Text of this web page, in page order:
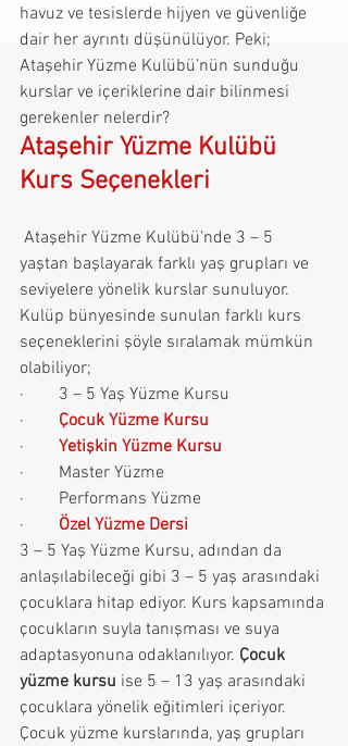
havuz ve tesislerde hijyen ve güvenliğe
dair her ayrıntı düşünülüyor. Peki;
Ataşehir Yüzme Kulübü’nün sunduğu
kurslar ve içeriklerine dair bilinmesi
gerekenler nelerdir?
Ataşehir Yüzme Kulübü
Kurs Seçenekleri
yaştan başlayarak farklı yaş grupları ve
seviyelere yönelik kurslar sunuluyor.
Kulüp bünyesinde sunulan farklı kurs
seçeneklerini şöyle sıralamak mümkün
olabiliyor;
·        3 – 5 Yaş Yüzme Kursu
· Çocuk Yüzme Kursu
· Yetişkin Yüzme Kursu
·        Master Yüzme
·        Performans Yüzme
· Özel Yüzme Dersi
3 – 5 Yaş Yüzme Kursu, adından da
anlaşılabileceği gibi 3 – 5 yaş arasındaki
çocuklara hitap ediyor. Kurs kapsamında
çocukların suyla tanışması ve suya
adaptasyonuna odaklanılıyor. Çocuk
yüzme kursu ise 5 – 13 yaş arasındaki
çocuklara yönelik eğitimleri içeriyor.
Çocuk yüzme kurslarında, yaş grupları